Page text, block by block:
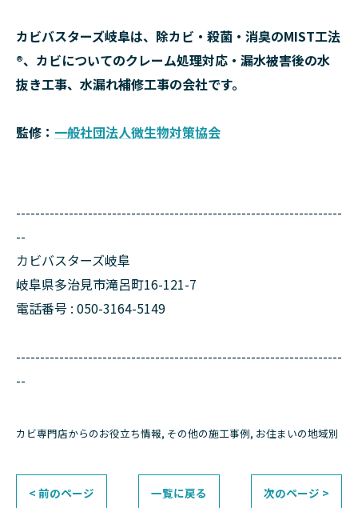
カビバスターズ岐阜は、除カビ・殺菌・消臭のMIST工法
®、カビについてのクレーム処理対応・漏水被害後の水
抜き工事、水漏れ補修工事の会社です。
監修： 一般社団法人微生物対策協会
--------------------------------------------------------------------
--
カビバスターズ岐阜
岐阜県多治見市滝呂町16-121-7
電話番号 : 050-3164-5149
--------------------------------------------------------------------
--
カビ専門店からのお役立ち情報 その他の施工事例 お住まいの地域別
< 前のページ 一覧に戻る 次のページ >